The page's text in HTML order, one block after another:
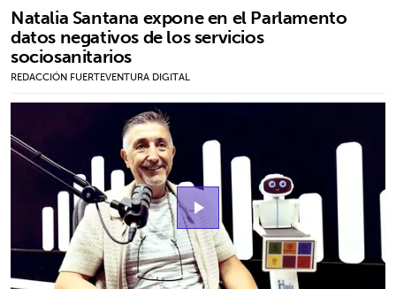
Natalia Santana expone en el Parlamento
datos negativos de los servicios
sociosanitarios
REDACCIÓN FUERTEVENTURA DIGITAL
play_arrow